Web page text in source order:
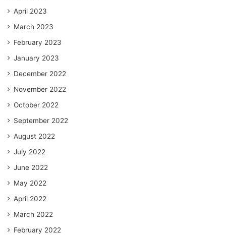
April 2023
March 2023
February 2023
January 2023
December 2022
November 2022
October 2022
September 2022
August 2022
July 2022
June 2022
May 2022
April 2022
March 2022
February 2022